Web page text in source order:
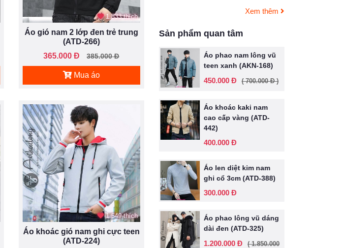
1.833 thích
Áo gió nam 2 lớp đen trẻ trung
(ATD-266)
365.000 Đ
385.000 Đ
Mua áo
1.549 thích
Áo khoác gió nam ghi cực teen
(ATD-224)
Xem thêm
Sản phẩm quan tâm
Áo phao nam lông vũ
teen xanh (AKN-168)
450.000 Đ ( 700.000 Đ )
Áo khoác kaki nam
cao cấp vàng (ATD-
442)
400.000 Đ
Áo len diệt kim nam
ghi cổ 3cm (ATD-388)
300.000 Đ
Áo phao lông vũ dáng
dài đen (ATD-325)
1.200.000 Đ
( 1.850.000